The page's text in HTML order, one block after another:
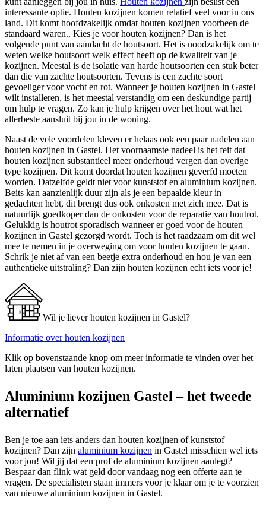
interessante optie. Houten kozijnen komen relatief veel voor in ons
land. Dit komt hoofdzakelijk omdat houten kozijnen voorheen de
standaard waren.. Kies je voor houten kozijnen? Dan is het
volgende punt van aandacht de houtsoort. Het is noodzakelijk om te
weten welke houtsoort welk effect heeft op de kwaliteit van je
kozijnen. Meestal is de isolatie van harde houtsoorten een stuk beter
dan die van zachte houtsoorten. Tevens is een zachte soort
gevoeliger voor vocht en rot. Wanneer je houten kozijnen in Gastel
wilt installeren, is het meestal verstandig om een deskundige partij
om hulp te vragen. Zo kan je hulp krijgen over het hout wat het
allerbeste aansluit bij jou in de woning.
Naast de vele voordelen kleven er helaas ook een paar nadelen aan
houten kozijnen in Gastel. Het voornaamste nadeel is het feit dat
houten kozijnen substantieel meer onderhoud vergen dan overige
type kozijnen. Dit komt doordat houten kozijnen geverfd moeten
worden. Datzelfde geldt niet voor kunststof en aluminium kozijnen.
Beits kan aanzienlijk duur zijn als je een bepaalde kleur in
gedachten hebt, dit brengt dus ook onkosten met zich mee. Dat is
natuurlijk goedkoper dan de onkosten voor de reparatie van houtrot.
Gelukkig is houtrot sporadisch wanneer er goed voor de houten
kozijnen in Gastel gezorgd wordt. Toch is het raadzaam om dit wel
mee te nemen in je overweging om voor houten kozijnen te gaan.
Schrik je niet af van een beetje extra onderhoud en hou je van een
authentieke uitstraling? Dan zijn houten kozijnen echt iets voor je!
Wil je liever houten kozijnen in Gastel?
Informatie over houten kozijnen
Klik op bovenstaande knop om meer informatie te vinden over het
laten plaatsen van houten kozijnen.
Aluminium kozijnen Gastel – het tweede
alternatief
Ben je toe aan iets anders dan houten kozijnen of kunststof
kozijnen? Dan zijn aluminium kozijnen in Gastel misschien wel iets
voor jou! Wil jij dat een prof de aluminium kozijnen aanlegt?
Bespaar dan flink wat geld door vandaag nog een offerte aan te
vragen. De specialisten staan immers voor je klaar om je te voorzien
van nieuwe aluminium kozijnen in Gastel.